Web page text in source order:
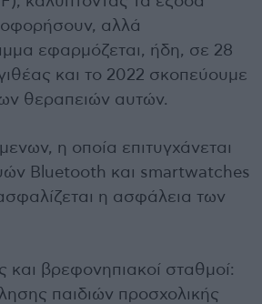
αλλά
εφαρμόζεται, ήδη, σε 28
και το 2022 σκοπεύουμε
θεραπειών αυτών.
η οποία επιτυγχάνεται
Bluetooth και smartwatches
η ασφάλεια των
και βρεφονηπιακοί σταθμοί:
παιδιών προσχολικής